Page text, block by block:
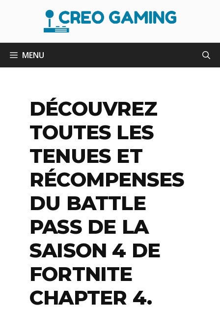
MENU
DÉCOUVREZ
TOUTES LES
TENUES ET
RÉCOMPENSES
DU BATTLE
PASS DE LA
SAISON 4 DE
FORTNITE
CHAPTER 4.